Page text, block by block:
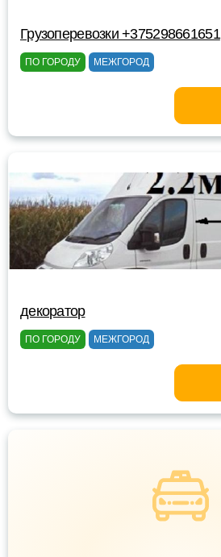
Грузоперевозки +375298661651
ПО ГОРОДУ МЕЖГОРОД
декоратор
ПО ГОРОДУ МЕЖГОРОД